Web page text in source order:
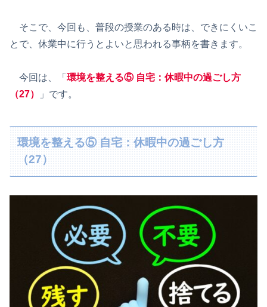
そこで、今回も、普段の授業のある時は、できにくいこ
とで、休業中に行うとよいと思われる事柄を書きます。
今回は、「 環境を整える⑤ 自宅 ： 休暇中の過ごし方
（27）
」です。
環境を整える⑤ 自宅：休暇中の過ごし方
（27）